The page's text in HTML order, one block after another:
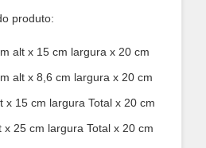
produto:
alt x 15 cm largura x 20 cm
alt x 8,6 cm largura x 20 cm
x 15 cm largura Total x 20 cm
x 25 cm largura Total x 20 cm